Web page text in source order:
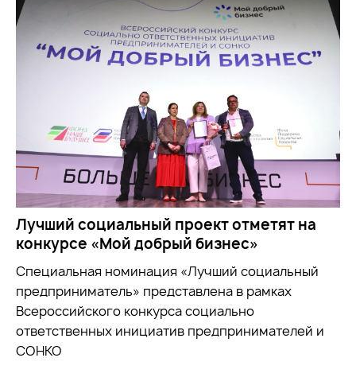
Лучший социальный проект отметят на
конкурсе «Мой добрый бизнес»
Специальная номинация «Лучший социальный
предприниматель» представлена в рамках
Всероссийского конкурса социально
ответственных инициатив предпринимателей и
СОНКО